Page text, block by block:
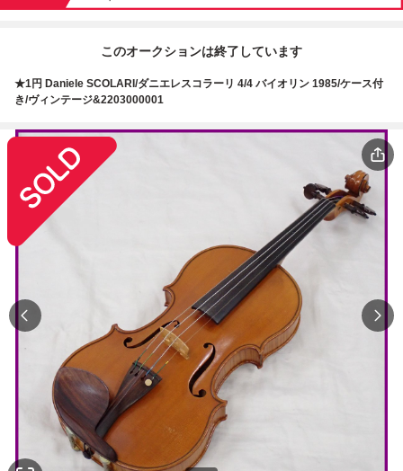
このオークションは終了しています
★1円 Daniele SCOLARI/ダニエレスコラーリ 4/4 バイオリン 1985/ケース付
き/ヴィンテージ&2203000001